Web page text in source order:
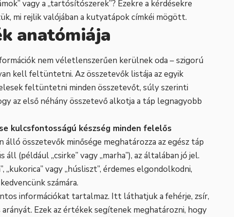
vagy a „tartósítószerek”? Ezekre a kérdésekre
mi rejlik valójában a kutyatápok címkéi mögött.
anatómiája
nem véletlenszerűen kerülnek oda – szigorú
kell feltüntetni. Az összetevők listája az egyik
feltüntetni minden összetevőt, súly szerinti
az első néhány összetevő alkotja a táp legnagyobb
kulcsfontosságú készség minden felelős
álló összetevők minősége meghatározza az egész táp
(például „csirke” vagy „marha”), az általában jó jel.
„kukorica” vagy „húsliszt”, érdemes elgondolkodni,
számára.
információkat tartalmaz. Itt láthatjuk a fehérje, zsír,
Ezek az értékek segítenek meghatározni, hogy